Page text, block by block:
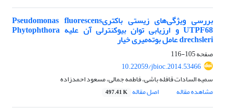
بررسی ویژگی‌های زیستی باکتریPseudomonas fluorescens
UTPF68 و ارزیابی توان بیوکنترلی آن علیه Phytophthora
drechsleri عامل بوته‌میری خیار
صفحه105-116
10.22059/jbioc.2014.53466
سمیه السادات قافله باشی، فاطمه جمالی، مسعود احمدزاده
مشاهده مقاله
اصل مقاله 497.41 K